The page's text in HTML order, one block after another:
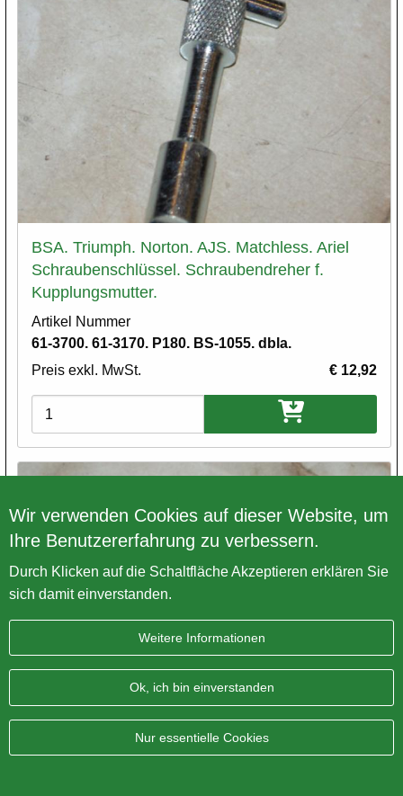
BSA. Triumph. Norton. AJS. Matchless. Ariel
Schraubenschlüssel. Schraubendreher f.
Kupplungsmutter.
Artikel Nummer
61-3700. 61-3170. P180. BS-1055. dbla.
Preis exkl. MwSt.
€ 12,92
Varianten
BSA/Norton/Triumph Abzieher f. Unterbrecher
Wir verwenden Cookies auf dieser Website, um
Ihre Benutzererfahrung zu verbessern.
Durch Klicken auf die Schaltfläche Akzeptieren erklären Sie
sich damit einverstanden.
Weitere Informationen
Ok, ich bin einverstanden
Nur essentielle Cookies